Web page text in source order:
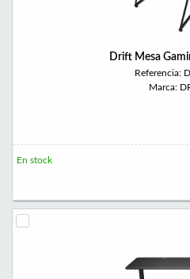
Drift Mesa
Referencia:
Marca:
En stock